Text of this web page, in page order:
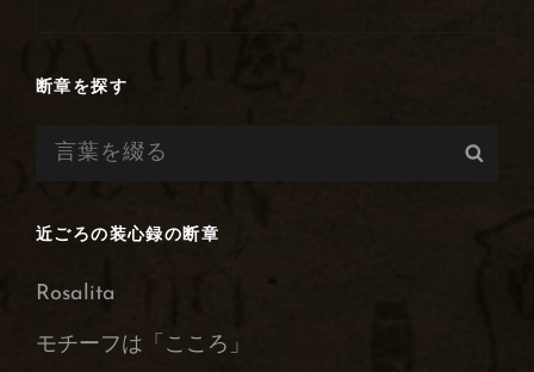
投
断章を探す
検
近ごろの装心録の断章
Rosalita
モチーフは「こころ」